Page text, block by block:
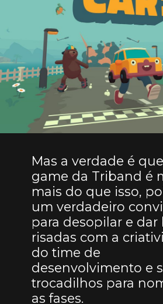
Mas a verdade é
game da Triband é
mais do que isso,
um verdadeiro
para desopilar e dar
risadas com a
do time de
desenvolvimento e
trocadilhos para
as fases.